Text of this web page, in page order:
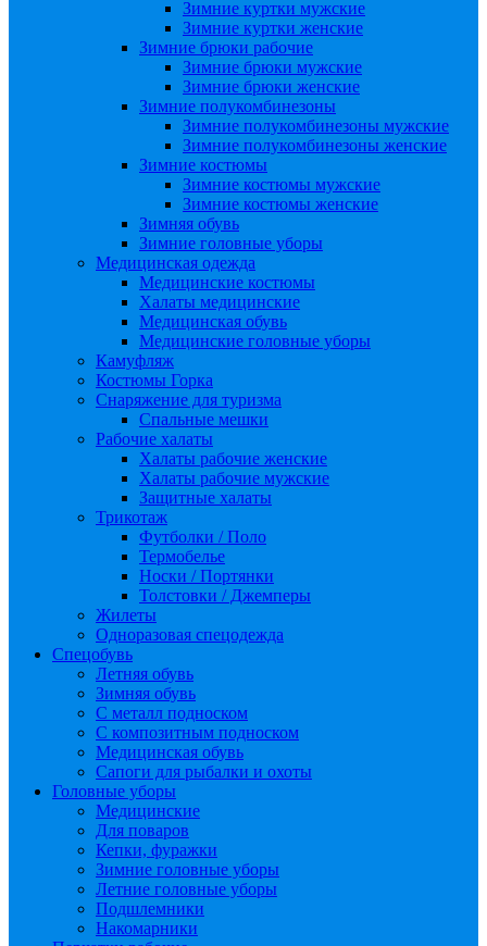
Зимние куртки мужские
Зимние куртки женские
Зимние брюки рабочие
Зимние брюки мужские
Зимние брюки женские
Зимние полукомбинезоны
Зимние полукомбинезоны мужские
Зимние полукомбинезоны женские
Зимние костюмы
Зимние костюмы мужские
Зимние костюмы женские
Зимняя обувь
Зимние головные уборы
Медицинская одежда
Медицинские костюмы
Халаты медицинские
Медицинская обувь
Медицинские головные уборы
Камуфляж
Костюмы Горка
Снаряжение для туризма
Спальные мешки
Рабочие халаты
Халаты рабочие женские
Халаты рабочие мужские
Защитные халаты
Трикотаж
Футболки / Поло
Термобелье
Носки / Портянки
Толстовки / Джемперы
Жилеты
Одноразовая спецодежда
Спецобувь
Летняя обувь
Зимняя обувь
С металл подноском
С композитным подноском
Медицинская обувь
Сапоги для рыбалки и охоты
Головные уборы
Медицинские
Для поваров
Кепки, фуражки
Зимние головные уборы
Летние головные уборы
Подшлемники
Накомарники